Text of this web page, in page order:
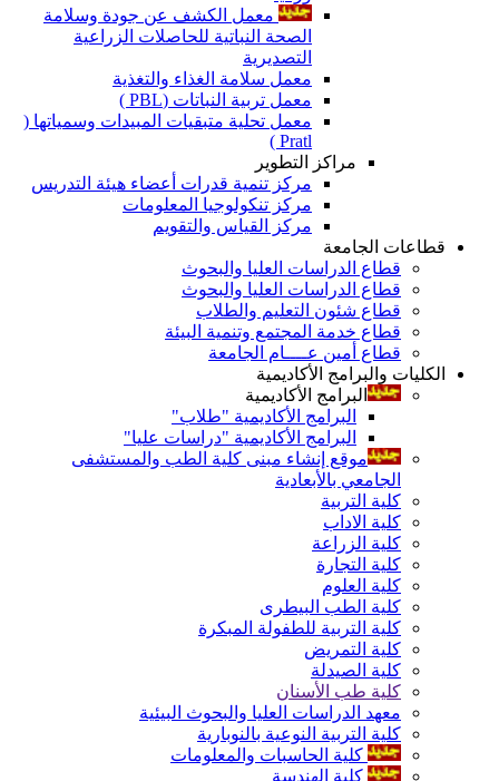
معمل الكشف عن جودة وسلامة
الصحة النباتية للحاصلات الزراعية
التصديرية
معمل سلامة الغذاء والتغذية
معمل تربية النباتات (PBL )
معمل تحلية متبقيات المبيدات وسمياتها (
Pratl )
مراكز التطوير
مركز تنمية قدرات أعضاء هيئة التدريس
مركز تنكولوجيا المعلومات
مركز القياس والتقويم
قطاعات الجامعة
قطاع الدراسات العليا والبحوث
قطاع الدراسات العليا والبحوث
قطاع شئون التعليم والطلاب
قطاع خدمة المجتمع وتنمية البيئة
قطاع أمين عــــام الجامعة
الكليات والبرامج الأكاديمية
البرامج الأكاديمية
البرامج الأكاديمية "طلاب"
البرامج الأكاديمية "دراسات عليا"
موقع إنشاء مبنى كلية الطب والمستشفى
الجامعي بالأبعادية
كلية التربية
كلية الاداب
كلية الزراعة
كلية التجارة
كلية العلوم
كلية الطب البيطرى
كلية التربية للطفولة المبكرة
كلية التمريض
كلية الصيدلة
كلية طب الأسنان
معهد الدراسات العليا والبحوث البيئية
كلية التربية النوعية بالنوبارية
كلية الحاسبات والمعلومات
كلية الهندسة